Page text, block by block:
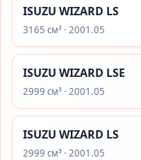
ISUZU WIZARD LS
3165 см³ · 2001.05
ISUZU WIZARD LSE
2999 см³ · 2001.05
ISUZU WIZARD LS
2999 см³ · 2001.05